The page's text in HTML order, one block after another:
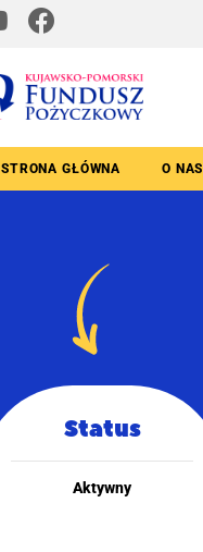
STRONA GŁÓWNA O NAS
Status
Aktywny